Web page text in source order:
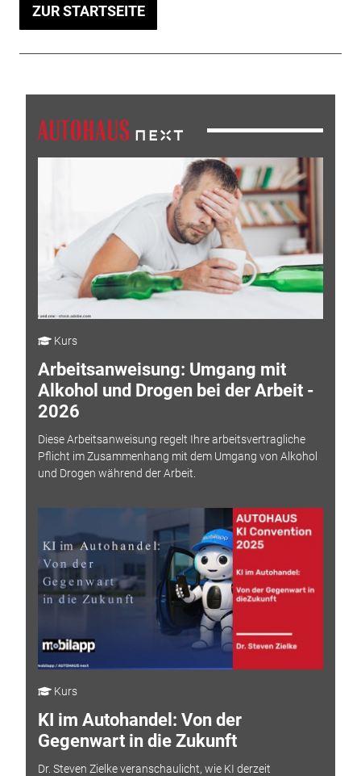
ZUR STARTSEITE
Kurs
Arbeitsanweisung: Umgang mit
Alkohol und Drogen bei der Arbeit -
2026
Diese Arbeitsanweisung regelt Ihre arbeitsvertragliche
Pflicht im Zusammenhang mit dem Umgang von Alkohol
und Drogen während der Arbeit.
Kurs
KI im Autohandel: Von der
Gegenwart in die Zukunft
Dr. Steven Zielke veranschaulicht, wie KI derzeit